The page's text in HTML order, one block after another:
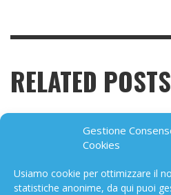
Gestione
Cookies
Usiamo cookie per ottimizzare il
statistiche anonime, da qui puoi
RELATED POSTS
LA RETE 5G IN LETTONIA
SENSORI METEO – CUI BONO?